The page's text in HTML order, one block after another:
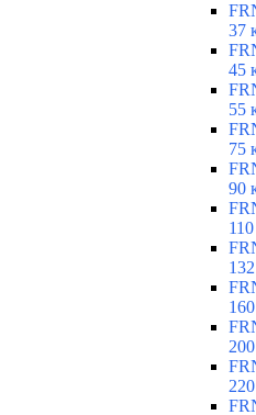
37
45
55
75
90